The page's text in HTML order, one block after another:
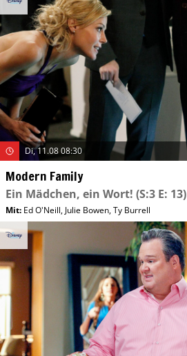
Di, 11.08 08:30
Modern Family
Ein Mädchen, ein Wort! (S:3 E: 13)
Mit: Ed O'Neill, Julie Bowen,Ty Burrell